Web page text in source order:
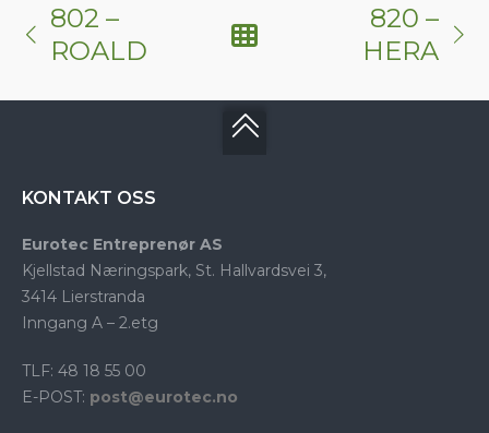
802 –
ROALD
820 –
HERA
KONTAKT OSS
Eurotec Entreprenør AS
Kjellstad Næringspark, St. Hallvardsvei 3,
3414 Lierstranda
Inngang A – 2.etg
TLF: 48 18 55 00
E-POST: post@eurotec.no